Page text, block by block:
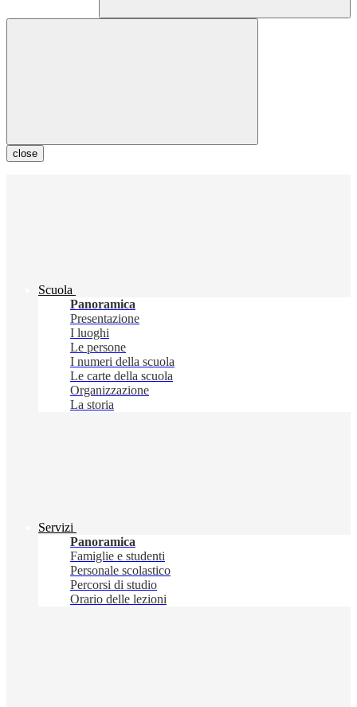
close
Scuola
Panoramica
Presentazione
I luoghi
Le persone
I numeri della scuola
Le carte della scuola
Organizzazione
La storia
Servizi
Panoramica
Famiglie e studenti
Personale scolastico
Percorsi di studio
Orario delle lezioni